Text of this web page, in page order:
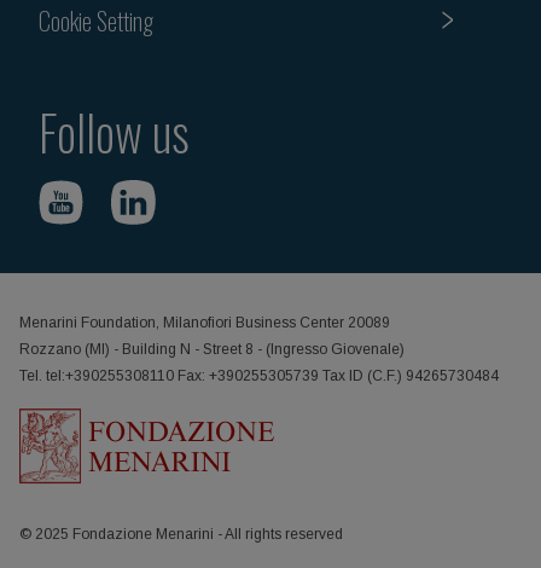
Cookie Setting
Follow us
Menarini Foundation, Milanofiori Business Center 20089
Rozzano (MI) - Building N - Street 8 - (Ingresso Giovenale)
Tel. tel:+390255308110 Fax: +390255305739 Tax ID (C.F.) 94265730484
© 2025 Fondazione Menarini - All rights reserved